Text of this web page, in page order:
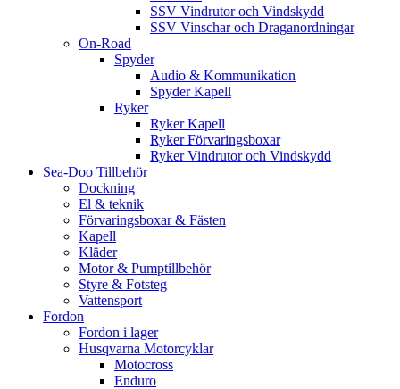
SSV Vindrutor och Vindskydd
SSV Vinschar och Draganordningar
On-Road
Spyder
Audio & Kommunikation
Spyder Kapell
Ryker
Ryker Kapell
Ryker Förvaringsboxar
Ryker Vindrutor och Vindskydd
Sea-Doo Tillbehör
Dockning
El & teknik
Förvaringsboxar & Fästen
Kapell
Kläder
Motor & Pumptillbehör
Styre & Fotsteg
Vattensport
Fordon
Fordon i lager
Husqvarna Motorcyklar
Motocross
Enduro